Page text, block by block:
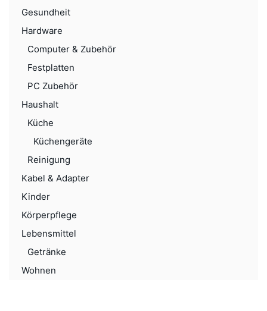
Gesundheit
Hardware
Computer & Zubehör
Festplatten
PC Zubehör
Haushalt
Küche
Küchengeräte
Reinigung
Kabel & Adapter
Kinder
Körperpflege
Lebensmittel
Getränke
Wohnen